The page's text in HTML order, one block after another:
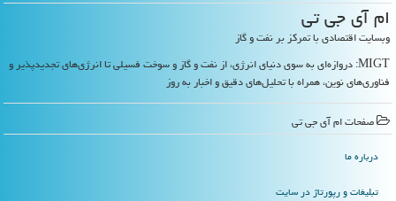
ام آی جی تی
وبسایت اقتصادی با تمرکز بر نفت و گاز
MIGT: دروازه‌ای به سوی دنیای انرژی، از نفت و گاز و سوخت فسیلی تا انرژی‌های تجدیدپذیر و
فناوری‌های نوین، همراه با تحلیل‌های دقیق و اخبار به روز
صفحات ام آی جی تی
درباره ما
تبلیغات و رپورتاژ در سایت